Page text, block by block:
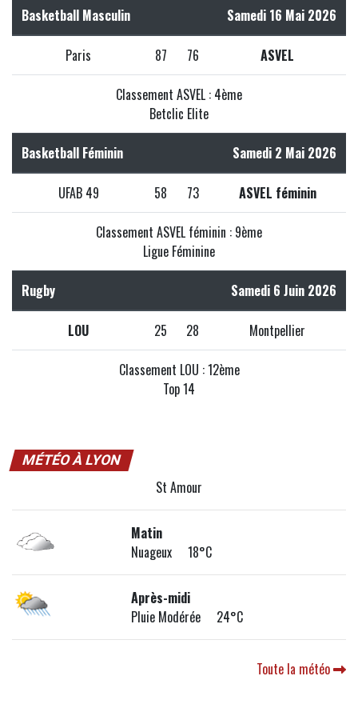
Basketball Masculin Samedi 16 Mai 2026
Paris 87 76 ASVEL
Classement ASVEL : 4ème
Betclic Elite
Basketball Féminin Samedi 2 Mai 2026
UFAB 49 58 73 ASVEL féminin
Classement ASVEL féminin : 9ème
Ligue Féminine
Rugby Samedi 6 Juin 2026
LOU 25 28 Montpellier
Classement LOU : 12ème
Top 14
MÉTÉO À LYON
St Amour
Matin
Nuageux 18°C
Après-midi
Pluie Modérée 24°C
Toute la météo